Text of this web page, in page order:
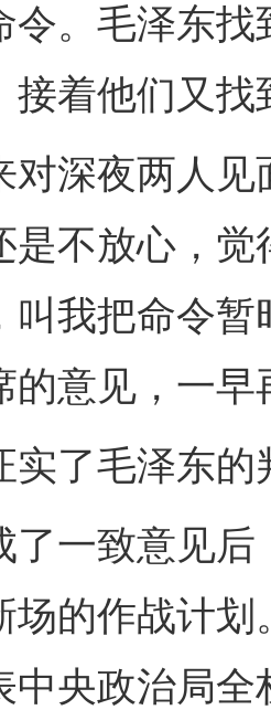
令。毛泽东
接着他们又
夜两人见
是不放心，
叫我把命令
的意见，一
了毛泽东的
致意见后
场的作战计
中央政治局